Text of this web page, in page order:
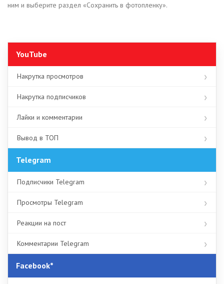
ним и выберите раздел «Сохранить в фотопленку».
YouTube
Накрутка просмотров
Накрутка подписчиков
Лайки и комментарии
Вывод в ТОП
Telegram
Подписчики Telegram
Просмотры Telegram
Реакции на пост
Комментарии Telegram
Facebook*